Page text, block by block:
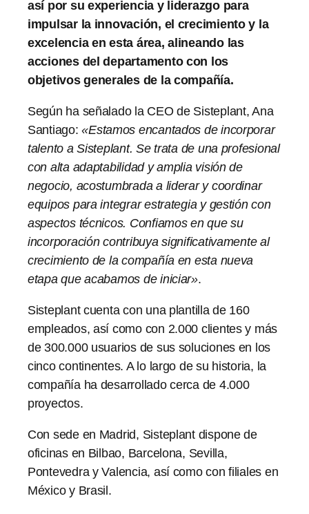
así por su experiencia y liderazgo para
impulsar la innovación, el crecimiento y la
excelencia en esta área, alineando las
acciones del departamento con los
objetivos generales de la compañía.
Según ha señalado la CEO de Sisteplant, Ana
Santiago:«Estamos encantados de incorporar
talento a Sisteplant. Se trata de una profesional
con alta adaptabilidad y amplia visión de
negocio, acostumbrada a liderar y coordinar
equipos para integrar estrategia y gestión con
aspectos técnicos. Confiamos en que su
incorporación contribuya significativamente al
crecimiento de la compañía en esta nueva
etapa que acabamos de iniciar».
Sisteplant cuenta con una plantilla de 160
empleados, así como con 2.000 clientes y más
de 300.000 usuarios de sus soluciones en los
cinco continentes. A lo largo de su historia, la
compañía ha desarrollado cerca de 4.000
proyectos.
Con sede en Madrid, Sisteplant dispone de
oficinas en Bilbao, Barcelona, Sevilla,
Pontevedra y Valencia, así como con filiales en
México y Brasil.